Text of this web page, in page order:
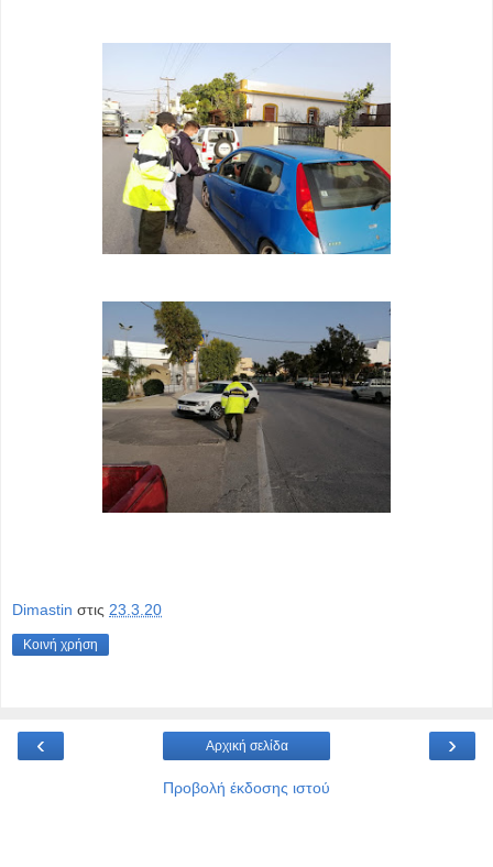
Dimastin στις 23.3.20
Κοινή χρήση
‹ ›
Αρχική σελίδα
Προβολή έκδοσης ιστού